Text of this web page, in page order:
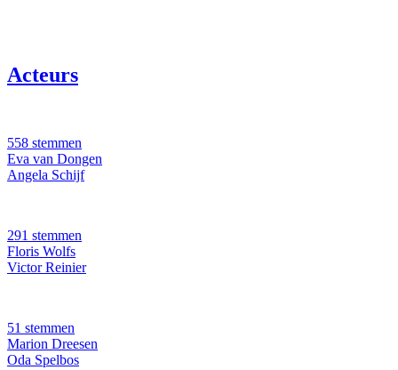
Acteurs
558 stemmen
Eva van Dongen
Angela Schijf
291 stemmen
Floris Wolfs
Victor Reinier
51 stemmen
Marion Dreesen
Oda Spelbos